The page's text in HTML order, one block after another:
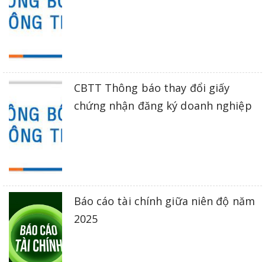
CBTT Thông báo thay đổi giấy
chứng nhận đăng ký doanh nghiệp
Báo cáo tài chính giữa niên độ năm
2025